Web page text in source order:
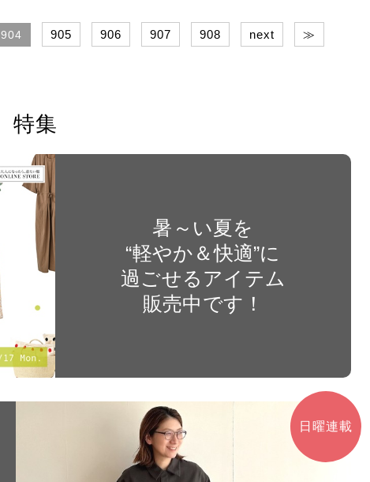
904 905 906 907 908 next ≫
特集
暑～い夏を
“軽やか＆快適”に
過ごせるアイテム
販売中です！
日曜連載